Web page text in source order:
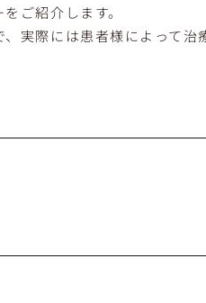
ご紹介します。
実際には患者様によって治